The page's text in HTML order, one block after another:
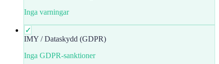
Inga varningar
✓
IMY / Dataskydd (GDPR)
Inga GDPR-sanktioner